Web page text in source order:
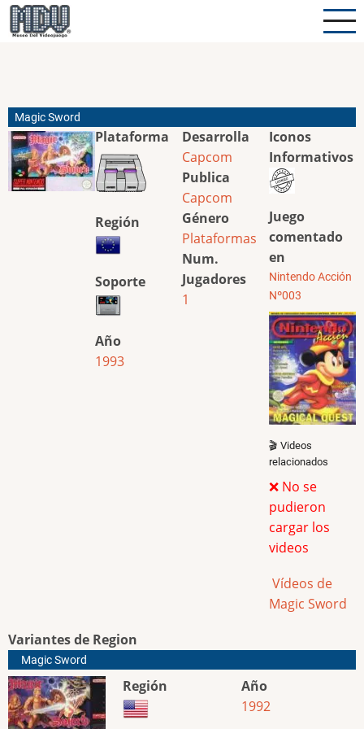
Pasar
al
Magic Sword
Plataforma
Región
Soporte
Año
1993
Desarrolla
Capcom
Publica
Capcom
Género
Plataformas
Num.
Jugadores
1
Iconos
Informativos
Juego
comentado
en
Nintendo Acción
Nº003
🎬 Videos
relacionados
❌ No se
pudieron
cargar los
videos
Vídeos de
Magic Sword
Variantes de Region
Magic Sword
Región
Año
1992